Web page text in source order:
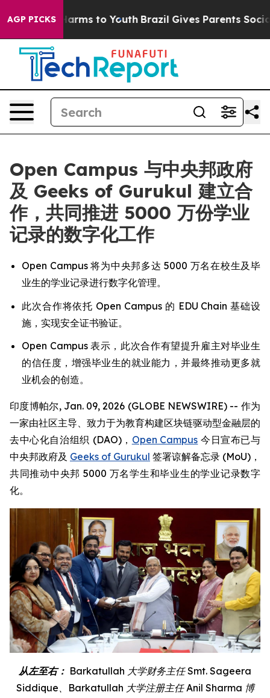
AGP PICKS
Abate Harms to Youth Brazil Gives Parents Social
Open Campus 与中央邦政府
及 Geeks of Gurukul 建立合
作，共同推进 5000 万份学业
记录的数字化工作
Open Campus 将为中央邦多达 5000 万名在校生及毕
业生的学业记录进行数字化管理。
此次合作将依托 Open Campus 的 EDU Chain 基础设
施，实现安全证书验证。
Open Campus 表示，此次合作有望提升雇主对毕业生
的信任度，增强毕业生的就业能力，并最终推动更多就
业机会的创造。
印度博帕尔, Jan. 09, 2026 (GLOBE NEWSWIRE) -- 作为
一家由社区主导、致力于为教育构建区块链驱动型金融层的
去中心化自治组织 (DAO)， Open Campus 今日宣布已与
中央邦政府及 Geeks of Gurukul 签署谅解备忘录 (MoU)，
共同推动中央邦 5000 万名学生和毕业生的学业记录数字
化。
从左至右： Barkatullah 大学财务主任Smt. Sageera
Siddique、 Barkatullah 大学注册主任Anil Sharma 博